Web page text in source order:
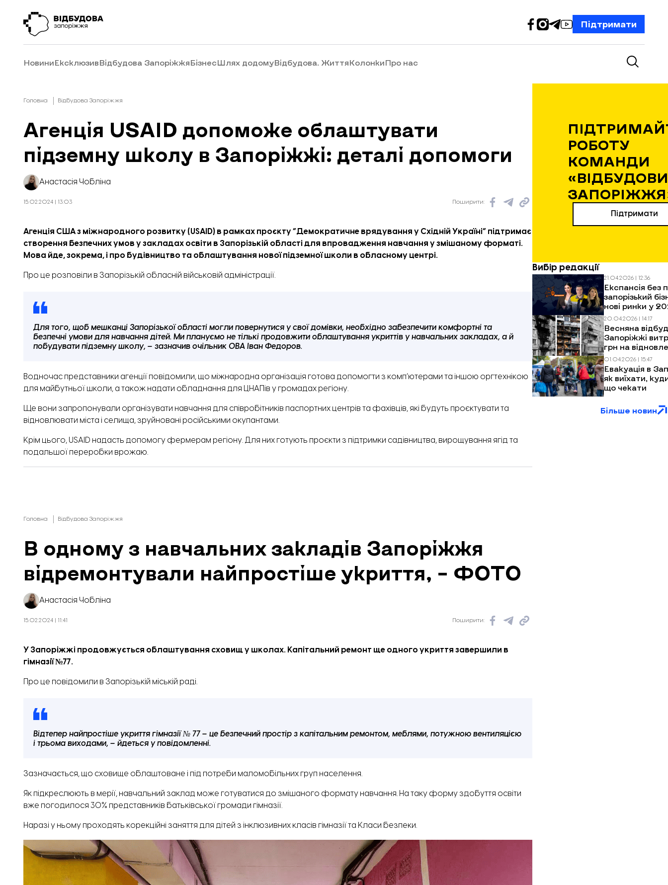
Підтримати
НовиниЕксклюзивВідбудова ЗапоріжжяБізнесШлях додомуВідбудова. ЖиттяКолонкиПро нас
Головна Відбудова Запоріжжя
Агенція USAID допоможе облаштувати
підземну школу в Запоріжжі: деталі допомоги
Анастасія Чобліна
15.02.2024 | 13:03 Поширити:
Агенція США з міжнародного розвитку (USAID) в рамках проєкту “Демократичне врядування у Східній Україні” підтримає
створення безпечнихумов у закладах освіти в Запорізькій області для впровадження навчання у змішаному форматі.
Мова йде, зокрема, і про будівництво та облаштування нової підземної школи в обласному центрі.
Про це розповіли в Запорізькій обласній військовій адміністрації.
Для того, щоб мешканці Запорізької області могли повернутися у свої домівки, необхідно забезпечити комфортні та
безпечні умови для навчання дітей. Ми плануємо не тількі продовжити облаштування укриттів у навчальних закладах, а й
побудувати підземну школу, – зазначив очільник ОВА Іван Федоров.
Водночас представники агенції повідомили, що міжнародна організація готова допомогти з комп’ютерами та іншою оргтехнікою
для майбутньої школи, а також надати обладнання для ЦНАПів у громадах регіону.
Ще вони запропонували організувати навчання для співробітників паспортних центрів та фахівців, які будуть проєктувати та
відновлювати міста і селища, зруйновані російськими окупантами.
Крім цього, USAID надасть допомогу фермерам регіону. Для них готують проєкти з підтримки садівництва, вирощування ягід та
подальшої переробки врожаю.
Головна Відбудова Запоріжжя
В одному з навчальних закладів Запоріжжя
відремонтували найпростіше укриття, – ФОТО
Анастасія Чобліна
15.02.2024 | 11:41 Поширити:
У Запоріжжі продовжується облаштування сховищ у школах. Капітальний ремонт ще одного укриття завершили в
гімназії №77.
Про це повідомили в Запорізькій міській раді.
Відтепер найпростіше укриття гімназії № 77 – це безпечний простір з капітальним ремонтом, меблями, потужною вентиляцією
і трьома виходами, – йдеться у повідомленні.
Зазначається, що сховище облаштоване і під потреби маломобільних груп населення.
Як підкреслюють в мерії, навчальний заклад може готуватися до змішаного формату навчання. На таку форму здобуття освіти
вже погодилося 30% представників батьківської громади гімназії.
Наразі у ньому проходять корекційні заняття для дітей з інклюзивних класів гімназії та Класи безпеки.
РОБОТУ
КОМАНДИ
Підтримати
Вибір редакції
21.04.2026 | 12:36
Експансія без
запорізький
нові ринки у
20.04.2026 | 14:17
Весняна
Запоріжжі
грн на
обстрілів
01.04.2026 | 15:47
Евакуація в
як виїхати,
що чекати
Більше новин